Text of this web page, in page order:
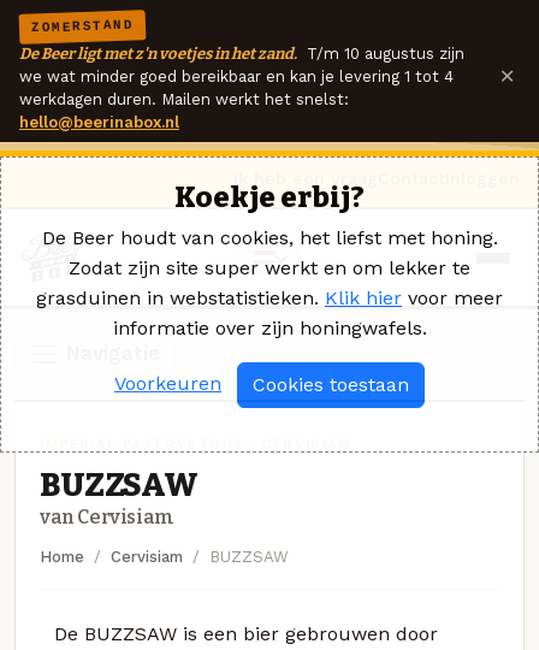
ZOMERSTAND
De Beer ligt met z'n voetjes in het zand. T/m 10 augustus zijn
we wat minder goed bereikbaar en kan je levering 1 tot 4
werkdagen duren. Mailen werkt het snelst:
hello@beerinabox.nl
×
BUZZSAW
van Cervisiam
Home Cervisiam BUZZSAW
De BUZZSAW is een bier gebrouwen door
Koekje erbij?
De Beer houdt van cookies, het liefst met honing.
Zodat zijn site super werkt en om lekker te
grasduinen in webstatistieken. Klik hier voor meer
informatie over zijn honingwafels.
Voorkeuren Cookies toestaan